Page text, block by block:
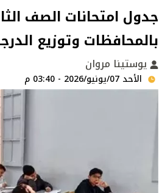
بالمحافظات وتوزيع
يوستينا مروان
الأحد 07/يونيو/2026 - 03:40 م